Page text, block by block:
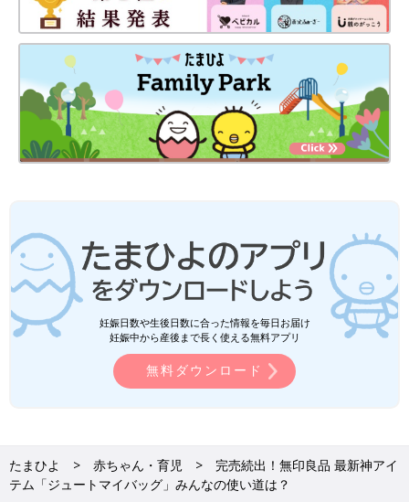
妊娠日数や生後日数に合った情報を毎日お届け
妊娠中から産後まで長く使える無料アプリ
無料ダウンロード
たまひよ 赤ちゃん・育児
完売続出！無印良品 最新神アイ
テム「ジュートマイバッグ」みんなの使い道は？